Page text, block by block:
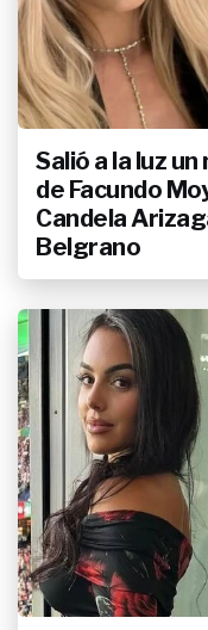
Salió a la luz
de Facundo
Candela
Belgrano